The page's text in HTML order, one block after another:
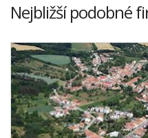
Nejbližší podobné